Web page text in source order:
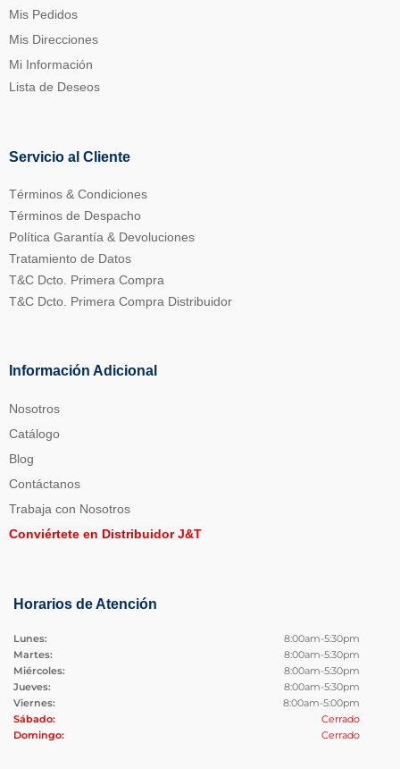
Mis Pedidos
Mis Direcciones
Mi Información
Lista de Deseos
Servicio al Cliente
Términos & Condiciones
Términos de Despacho
Política Garantía & Devoluciones
Tratamiento de Datos
T&C Dcto. Primera Compra
T&C Dcto. Primera Compra Distribuidor
Información Adicional
Nosotros
Catálogo
Blog
Contáctanos
Trabaja con Nosotros
Conviértete en Distribuidor J&T
Horarios de Atención
Lunes:
8:00am-5:30pm
Martes:
8:00am-5:30pm
Miércoles:
8:00am-5:30pm
Jueves:
8:00am-5:30pm
Viernes:
8:00am-5:00pm
Sábado:
Cerrado
Domingo:
Cerrado